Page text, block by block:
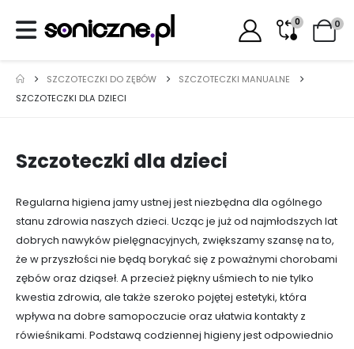
0 0
SZCZOTECZKI DO ZĘBÓW
SZCZOTECZKI MANUALNE
SZCZOTECZKI DLA DZIECI
Szczoteczki dla dzieci
Regularna higiena jamy ustnej jest niezbędna dla ogólnego
stanu zdrowia naszych dzieci. Ucząc je już od najmłodszych lat
dobrych nawyków pielęgnacyjnych, zwiększamy szansę na to,
że w przyszłości nie będą borykać się z poważnymi chorobami
zębów oraz dziąseł. A przecież piękny uśmiech to nie tylko
kwestia zdrowia, ale także szeroko pojętej estetyki, która
wpływa na dobre samopoczucie oraz ułatwia kontakty z
rówieśnikami. Podstawą codziennej higieny jest odpowiednio